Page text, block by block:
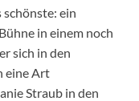
schönste: ein
in einem noch
sich in den
eine Art
Straub in den